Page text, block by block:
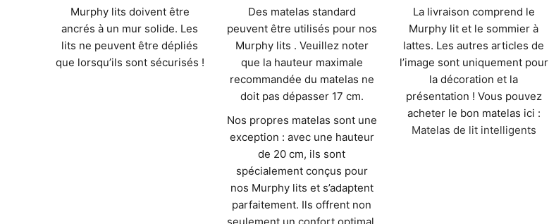
Murphy lits doivent être
ancrés à un mur solide. Les
lits ne peuvent être dépliés
que lorsqu’ils sont sécurisés !
Des matelas standard
peuvent être utilisés pour nos
Murphy lits . Veuillez noter
que la hauteur maximale
recommandée du matelas ne
doit pas dépasser 17 cm.
Nos propres matelas sont une
exception : avec une hauteur
de 20 cm, ils sont
spécialement conçus pour
nos Murphy lits et s’adaptent
parfaitement. Ils offrent non
La livraison comprend le
Murphy lit et le sommier à
lattes. Les autres articles de
l’image sont uniquement pour
la décoration et la
présentation ! Vous pouvez
acheter le bon matelas ici :
Matelas de lit intelligents